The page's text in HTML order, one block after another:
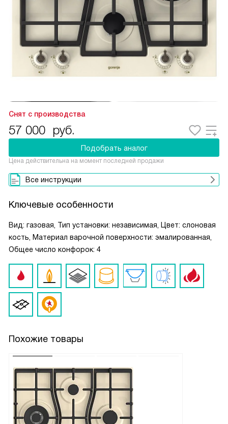
Снят с производства
57 000 руб.
Подобрать аналог
Цена действительна на момент последней продажи
Все инструкции
Ключевые особенности
Вид: газовая, Тип установки: независимая, Цвет: слоновая
кость, Материал варочной поверхности: эмалированная,
Общее число конфорок: 4
Похожие товары